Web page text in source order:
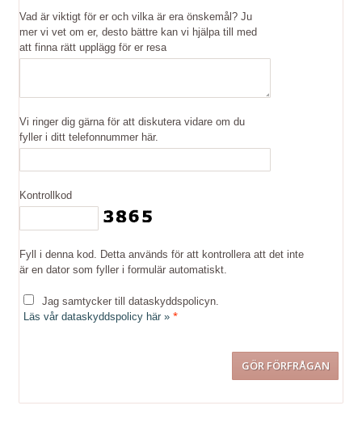
Vad är viktigt för er och vilka är era önskemål? Ju
mer vi vet om er, desto bättre kan vi hjälpa till med
att finna rätt upplägg för er resa
Vi ringer dig gärna för att diskutera vidare om du
fyller i ditt telefonnummer här.
Kontrollkod
Fyll i denna kod. Detta används för att kontrollera att det inte
är en dator som fyller i formulär automatiskt.
Jag samtycker till dataskyddspolicyn.
Läs vår dataskyddspolicy här » *